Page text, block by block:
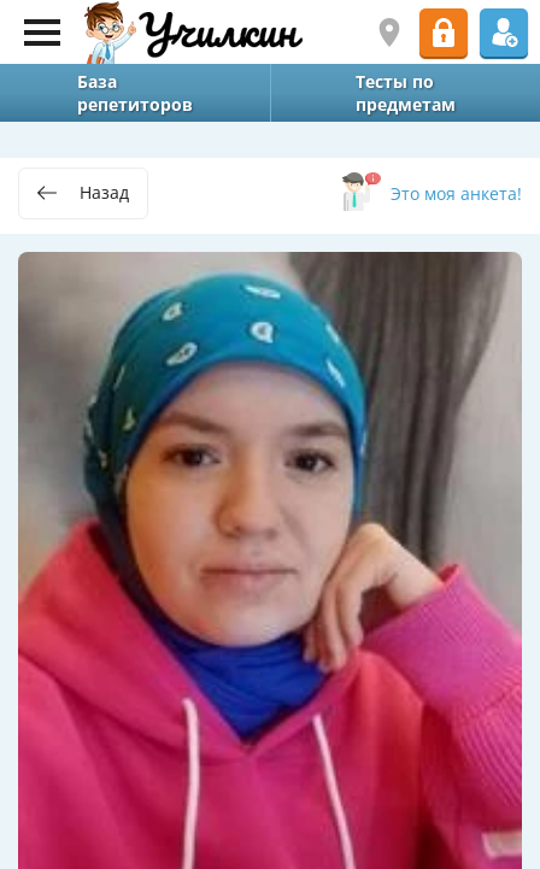
База
репетиторов
Тесты по
предметам
Назад Это моя анкета!